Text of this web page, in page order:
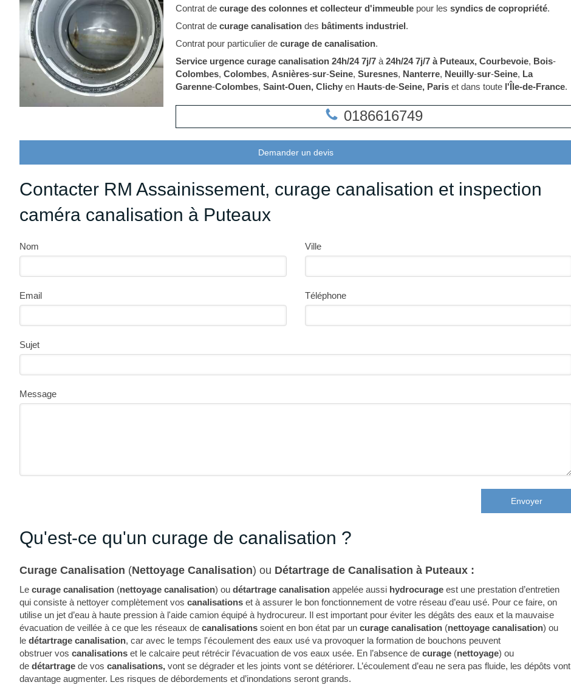
Contrat de curage des colonnes et collecteur d'immeuble pour les syndics de copropriété.
Contrat de curage canalisationdes bâtiments industriel.
Contrat pour particulier de curage de canalisation.
Service urgence curage canalisation 24h/24 7j/7 à 24h/24 7j/7 à Puteaux, Courbevoie, Bois-
Colombes, Colombes, Asnières-sur-Seine, Suresnes, Nanterre, Neuilly-sur-Seine, La
Garenne-Colombes, Saint-Ouen, Clichy en Hauts-de-Seine, Paris et dans toute l'Île-de-France.
0186616749
Demander un devis
Contacter RM Assainissement, curage canalisation et inspection
caméra canalisation à Puteaux
Nom Ville
Email Téléphone
Sujet
Message
Envoyer
Qu'est-ce qu'un curage de canalisation ?
Curage Canalisation (Nettoyage Canalisation) ou Détartrage de Canalisation à Puteaux :
Le curage canalisation (nettoyage canalisation) ou détartrage canalisation appelée aussi hydrocurage est une prestation d’entretien
qui consiste à nettoyer complètement vos canalisations et à assurer le bon fonctionnement de votre réseau d’eau usé. Pour ce faire, on
utilise un jet d’eau à haute pression à l'aide camion équipé à hydrocureur. Il est important pour éviter les dégâts des eaux et la mauvaise
évacuation de veillée à ce que les réseaux de canalisations soient en bon état par un curage canalisation (nettoyage canalisation) ou
le détartrage canalisation, car avec le temps l'écoulement des eaux usé va provoquer la formation de bouchons peuvent
obstruer vos canalisations et le calcaire peut rétrécir l'évacuation de vos eaux usée. En l’absence de curage (nettoyage) ou
de détartrage de vos canalisations, vont se dégrader et les joints vont se détériorer. L’écoulement d’eau ne sera pas fluide, les dépôts vont
davantage augmenter. Les risques de débordements et d’inondations seront grands.